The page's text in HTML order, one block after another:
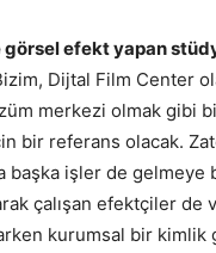
görsel efekt yapan
Dijtal Film Center
merkezi olmak gibi
bir referans olacak.
başka işler de gelmeye
çalışan efektçiler de
kurumsal bir kimlik